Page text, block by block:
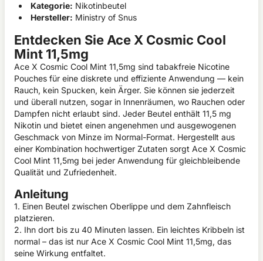
Kategorie: Nikotinbeutel
Hersteller: Ministry of Snus
Entdecken Sie Ace X Cosmic Cool
Mint 11,5mg
Ace X Cosmic Cool Mint 11,5mg sind tabakfreie Nicotine
Pouches für eine diskrete und effiziente Anwendung — kein
Rauch, kein Spucken, kein Ärger. Sie können sie jederzeit
und überall nutzen, sogar in Innenräumen, wo Rauchen oder
Dampfen nicht erlaubt sind. Jeder Beutel enthält 11,5 mg
Nikotin und bietet einen angenehmen und ausgewogenen
Geschmack von Minze im Normal-Format. Hergestellt aus
einer Kombination hochwertiger Zutaten sorgt Ace X Cosmic
Cool Mint 11,5mg bei jeder Anwendung für gleichbleibende
Qualität und Zufriedenheit.
Anleitung
1. Einen Beutel zwischen Oberlippe und dem Zahnfleisch
platzieren.
2. Ihn dort bis zu 40 Minuten lassen. Ein leichtes Kribbeln ist
normal – das ist nur Ace X Cosmic Cool Mint 11,5mg, das
seine Wirkung entfaltet.